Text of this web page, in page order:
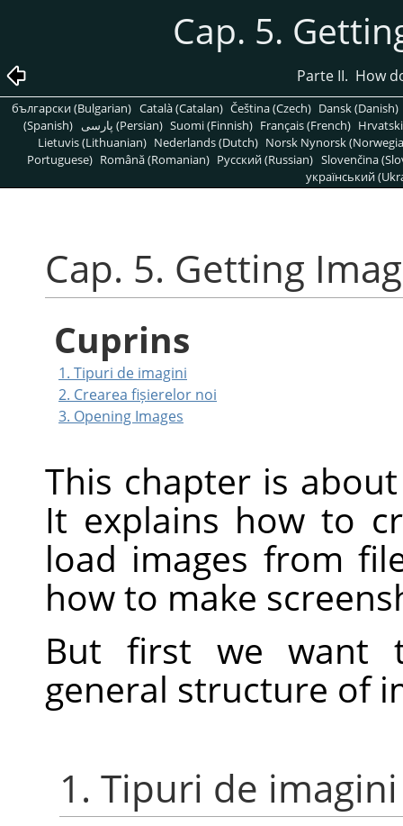
Cap. 5.
Parte II. How
български (Bulgarian) Català (Catalan) Čeština (Czech) Dansk (Danish)
(Spanish)
پارسی (Persian) Suomi (Finnish) Français (French)
Lietuvis (Lithuanian) Nederlands (Dutch) Norsk Nynorsk
Portuguese) Română (Romanian) Pусский (Russian) Slovenčina
український
Cap. 5. Getting
Cuprins
1. Tipuri de imagini
2. Crearea fișierelor noi
3. Opening Images
This chapter is
It explains how to
load images from
how to make
But first we want
general structure of
1. Tipuri de imagini